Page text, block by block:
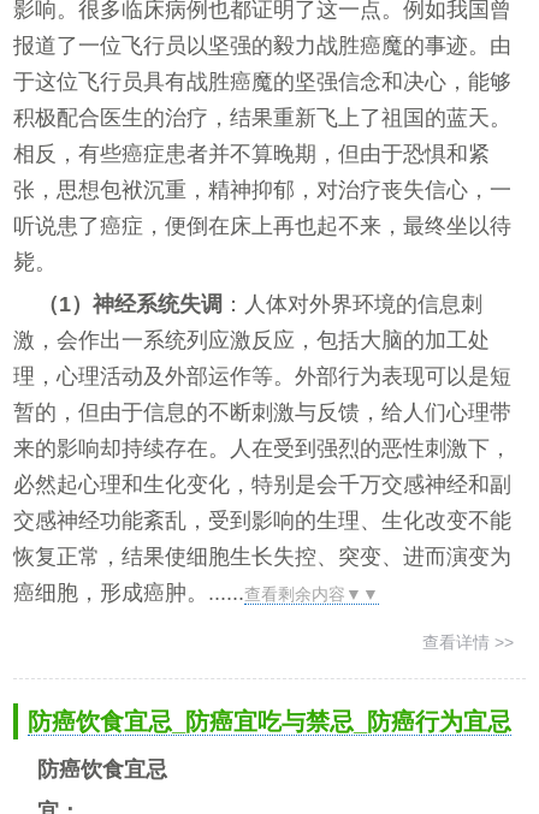
影响。很多临床病例也都证明了这一点。例如我国曾
报道了一位飞行员以坚强的毅力战胜癌魔的事迹。由
于这位飞行员具有战胜癌魔的坚强信念和决心，能够
积极配合医生的治疗，结果重新飞上了祖国的蓝天。
相反，有些癌症患者并不算晚期，但由于恐惧和紧
张，思想包袱沉重，精神抑郁，对治疗丧失信心，一
听说患了癌症，便倒在床上再也起不来，最终坐以待
毙。
（1）神经系统失调 ：人体对外界环境的信息刺
激，会作出一系统列应激反应，包括大脑的加工处
理，心理活动及外部运作等。外部行为表现可以是短
暂的，但由于信息的不断刺激与反馈，给人们心理带
来的影响却持续存在。人在受到强烈的恶性刺激下，
必然起心理和生化变化，特别是会千万交感神经和副
交感神经功能紊乱，受到影响的生理、生化改变不能
恢复正常，结果使细胞生长失控、突变、进而演变为
癌细胞，形成癌肿。......查看剩余内容▼▼
查看详情 >>
防癌饮食宜忌_防癌宜吃与禁忌_防癌行为宜忌
防癌饮食宜忌